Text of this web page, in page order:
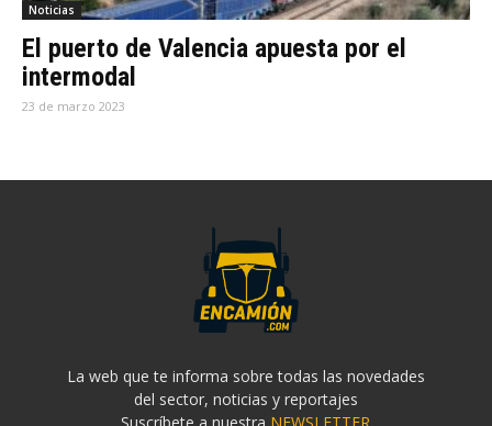
Noticias
El puerto de Valencia apuesta por el
intermodal
23 de marzo 2023
La web que te informa sobre todas las novedades
del sector, noticias y reportajes